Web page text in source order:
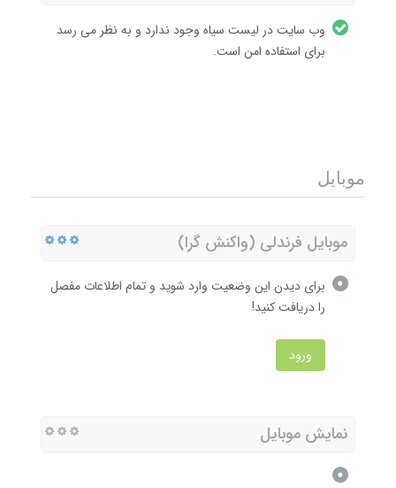
وب سایت در لیست سیاه وجود ندارد و به نظر می رسد
برای استفاده امن است.
موبایل
موبایل فرندلی (واکنش گرا)
برای دیدن این وضعیت وارد شوید و تمام اطلاعات مفصل
را دریافت کنید!
ورود
نمایش موبایل